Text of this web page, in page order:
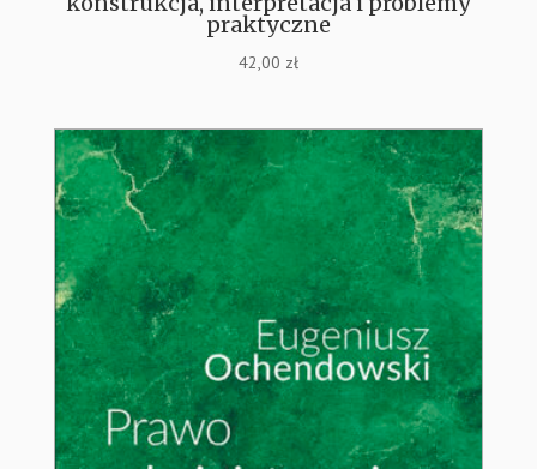
praktyczne
42,00 zł